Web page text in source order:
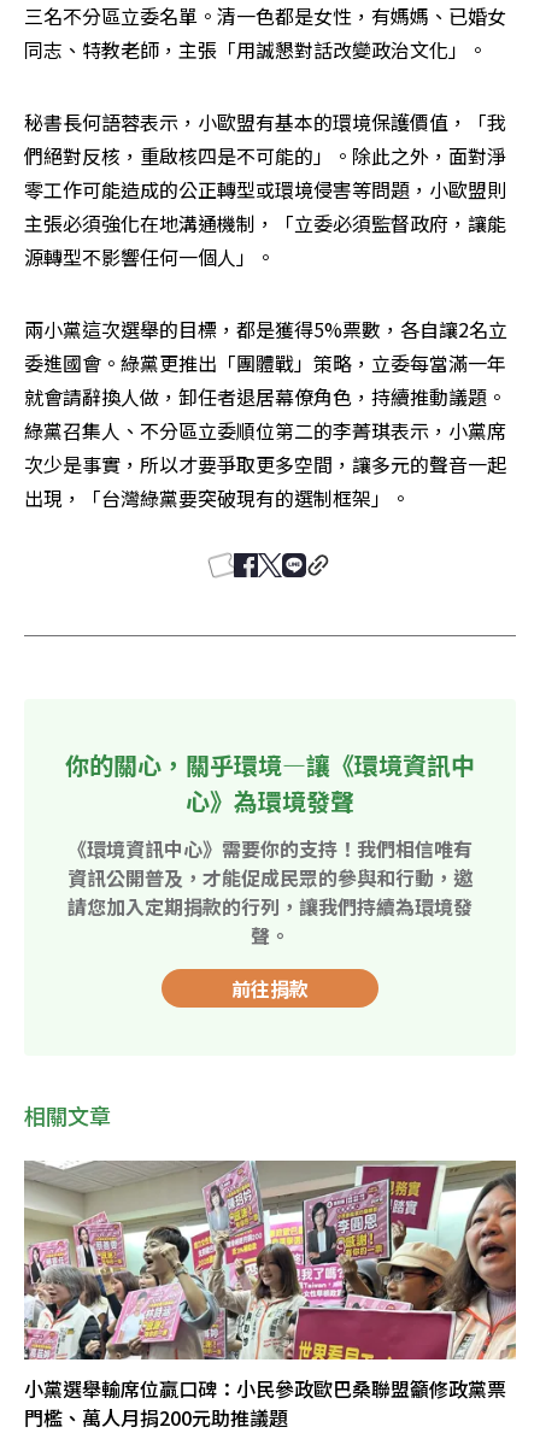
三名不分區立委名單。清一色都是女性，有媽媽、已婚女
同志、特教老師，主張「用誠懇對話改變政治文化」。
秘書長何語蓉表示，小歐盟有基本的環境保護價值，「我
們絕對反核，重啟核四是不可能的」。除此之外，面對淨
零工作可能造成的公正轉型或環境侵害等問題，小歐盟則
主張必須強化在地溝通機制，「立委必須監督政府，讓能
源轉型不影響任何一個人」。
兩小黨這次選舉的目標，都是獲得5%票數，各自讓2名立
委進國會。綠黨更推出「團體戰」策略，立委每當滿一年
就會請辭換人做，卸任者退居幕僚角色，持續推動議題。
綠黨召集人、不分區立委順位第二的李菁琪表示，小黨席
次少是事實，所以才要爭取更多空間，讓多元的聲音一起
出現，「台灣綠黨要突破現有的選制框架」。
你的關心，關乎環境—讓《環境資訊中
心》為環境發聲
《環境資訊中心》需要你的支持！我們相信唯有
資訊公開普及，才能促成民眾的參與和行動，邀
請您加入定期捐款的行列，讓我們持續為環境發
聲。
前往捐款
相關文章
小黨選舉輸席位贏口碑：小民參政歐巴桑聯盟籲修政黨票
門檻、萬人月捐200元助推議題